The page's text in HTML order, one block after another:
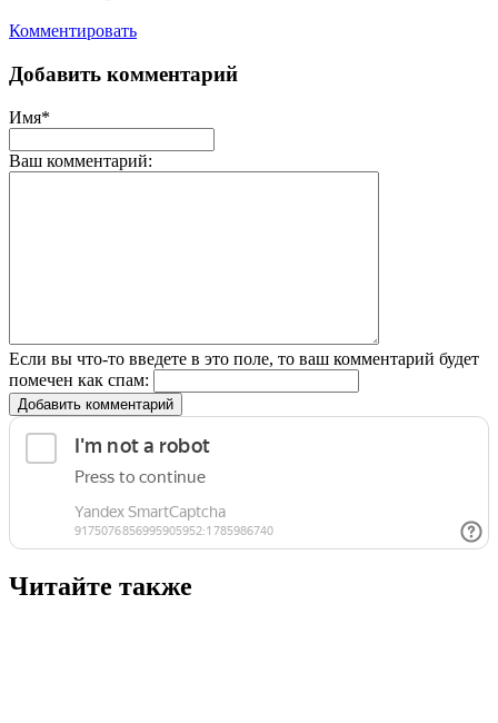
Комментировать
Добавить комментарий
Имя*
Ваш комментарий:
Если вы что-то введете в это поле, то ваш комментарий будет
помечен как спам:
Добавить комментарий
Читайте также